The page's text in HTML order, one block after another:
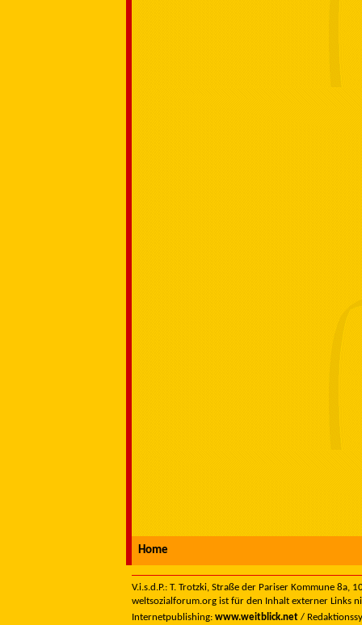
Home
V.i.s.d.P.: T. Trotzki, Straße der Pariser Kommune
weltsozialforum.org ist für den Inhalt externer Links
Internetpublishing: www.weitblick.net /